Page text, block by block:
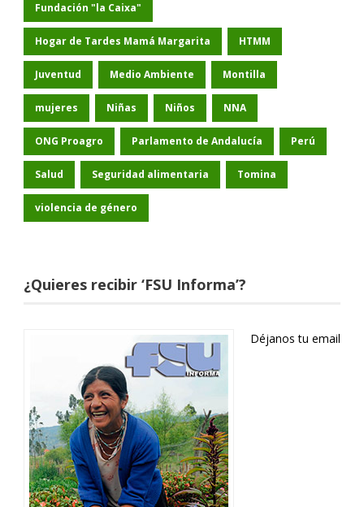
Fundación "la Caixa"
Hogar de Tardes Mamá Margarita HTMM
Juventud Medio Ambiente Montilla
mujeres Niñas Niños NNA
ONG Proagro Parlamento de Andalucía Perú
Salud Seguridad alimentaria Tomina
violencia de género
¿Quieres recibir ‘FSU Informa’?
Déjanos tu email